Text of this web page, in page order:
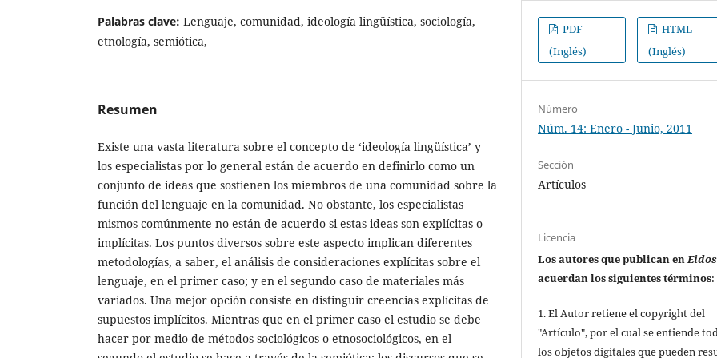
Palabras clave: Lenguaje, comunidad, ideología lingüística, sociología,
etnología, semiótica,
Resumen
Existe una vasta literatura sobre el concepto de ‘ideología lingüística’ y
los especialistas por lo general están de acuerdo en definirlo como un
conjunto de ideas que sostienen los miembros de una comunidad sobre la
función del lenguaje en la comunidad. No obstante, los especialistas
mismos comúnmente no están de acuerdo si estas ideas son explícitas o
implícitas. Los puntos diversos sobre este aspecto implican diferentes
metodologías, a saber, el análisis de consideraciones explícitas sobre el
lenguaje, en el primer caso; y en el segundo caso de materiales más
variados. Una mejor opción consiste en distinguir creencias explícitas de
supuestos implícitos. Mientras que en el primer caso el estudio se debe
hacer por medio de métodos sociológicos o etnosociológicos, en el
PDF
(Inglés)
HTML
(Inglés)
Número
Núm. 14: Enero - Junio, 2011
Sección
Artículos
Licencia
Los autores que publican en Eidos
acuerdan los siguientes términos:
1. El Autor retiene el copyright del
"Artículo", por el cual se entiende
los objetos digitales que pueden